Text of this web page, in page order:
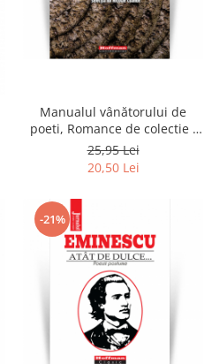
Manualul vânătorului de
poeti, Romance de colectie -
Nicolae Coande
25,95 Lei
20,50 Lei
-21%